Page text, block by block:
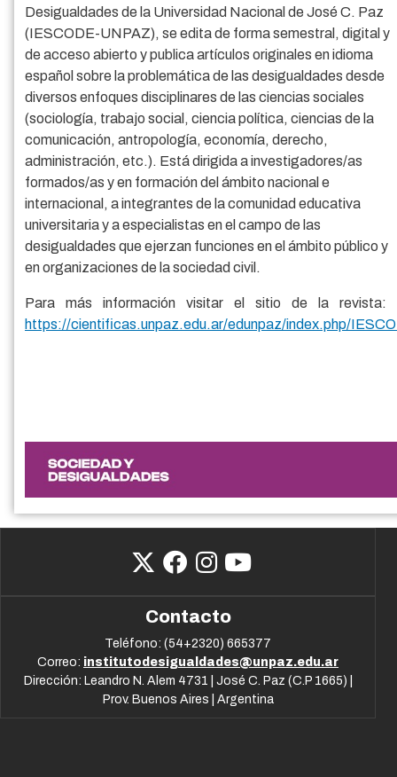
Desigualdades de la Universidad Nacional de José C. Paz
(IESCODE-UNPAZ), se edita de forma semestral, digital y
de acceso abierto y publica artículos originales en idioma
español sobre la problemática de las desigualdades desde
diversos enfoques disciplinares de las ciencias sociales
(sociología, trabajo social, ciencia política, ciencias de la
comunicación, antropología, economía, derecho,
administración, etc.). Está dirigida a investigadores/as
formados/as y en formación del ámbito nacional e
internacional, a integrantes de la comunidad educativa
universitaria y a especialistas en el campo de las
desigualdades que ejerzan funciones en el ámbito público y
en organizaciones de la sociedad civil.
Para más información visitar el sitio de la revista:
https://cientificas.unpaz.edu.ar/edunpaz/index.php/
Contacto
Teléfono: (54+2320) 665377
Correo: institutodesigualdades@unpaz.edu.ar
Dirección: Leandro N. Alem 4731 | José C. Paz (C.P 1665) |
Prov. Buenos Aires | Argentina